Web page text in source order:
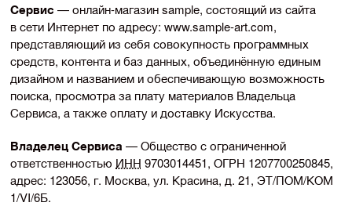
Сервис —онлайн-магазинsample, состоящий из сайта
в сети Интернет по адресу: www.sample-art.com,
представляющий из себя совокупность программных
средств, контента и баз данных, объединённую единым
дизайном и названием и обеспечивающую возможность
поиска, просмотра за плату материалов Владельца
Сервиса, а также оплату и доставку Искусства.
Владелец Сервиса — Общество с ограниченной
ответственностью ИНН 9703014451, ОГРН 1207700250845,
адрес: 123056, г. Москва, ул. Красина, д. 21, ЭТ/ПОМ/КОМ
1/VI/6Б.